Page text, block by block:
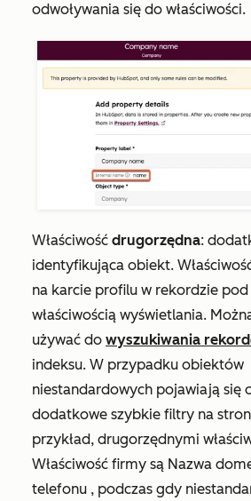
odwoływania się do właściwości.
Właściwość drugorzędna:
identyfikująca obiekt.
na karcie profilu w rekordzie pod
właściwością wyświetlania.
używać do wyszukiwania
indeksu. W przypadku obiektów
niestandardowych pojawiają się
dodatkowe szybkie filtry na
przykład, drugorzędnymi
Właściwość firmy są Nazwa
telefonu , podczas gdy